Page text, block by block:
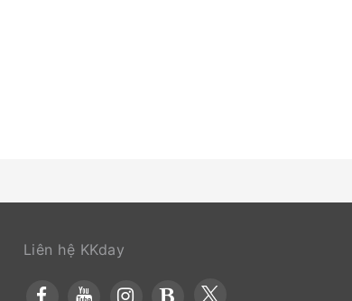
Liên hệ KKday